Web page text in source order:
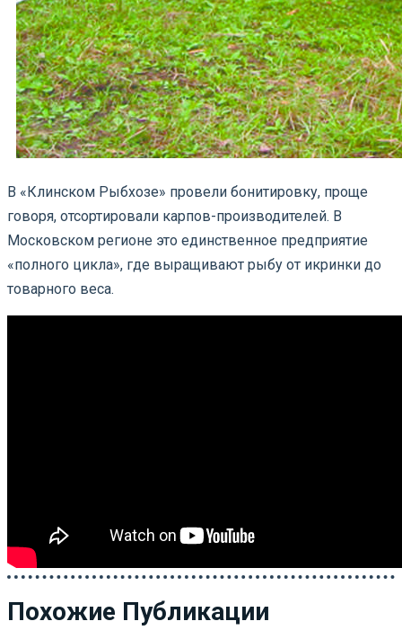
В «Клинском Рыбхозе» провели бонитировку, проще
говоря, отсортировали карпов-производителей. В
Московском регионе это единственное предприятие
«полного цикла», где выращивают рыбу от икринки до
товарного веса.
Похожие Публикации